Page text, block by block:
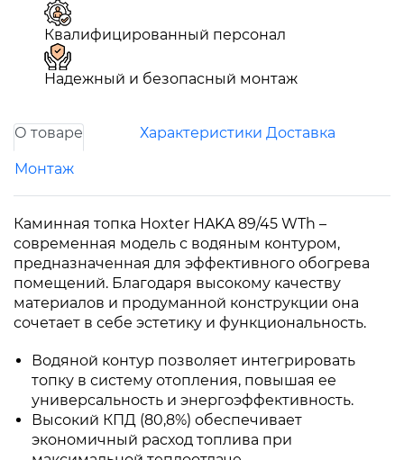
Квалифицированный персонал
Надежный и безопасный монтаж
О товаре Характеристики Доставка
Монтаж
Каминная топка Hoxter HAKA 89/45 WTh –
современная модель с водяным контуром,
предназначенная для эффективного обогрева
помещений. Благодаря высокому качеству
материалов и продуманной конструкции она
сочетает в себе эстетику и функциональность.
Водяной контур позволяет интегрировать
топку в систему отопления, повышая ее
универсальность и энергоэффективность.
Высокий КПД (80,8%) обеспечивает
экономичный расход топлива при